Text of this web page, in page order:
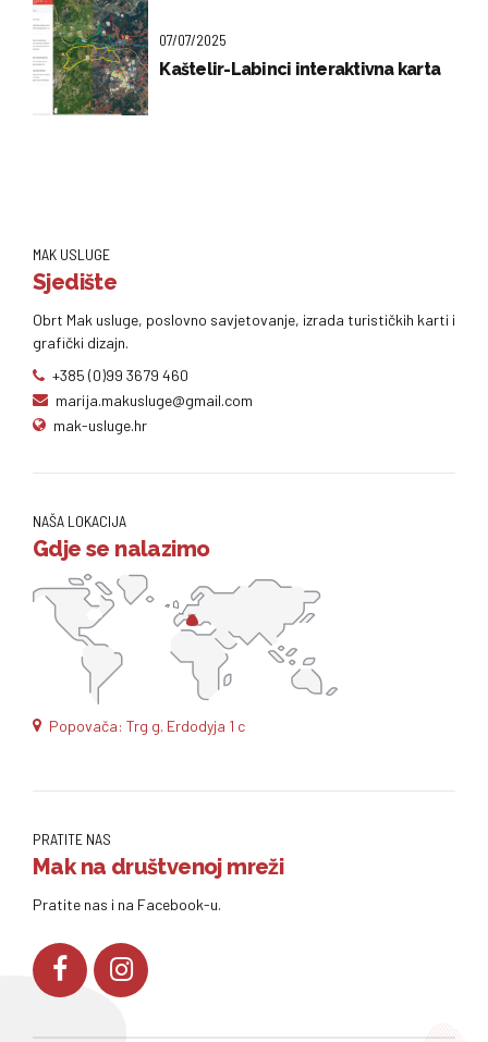
07/07/2025
Kaštelir-Labinci interaktivna karta
MAK USLUGE
Sjedište
Obrt Mak usluge, poslovno savjetovanje, izrada turističkih karti i
grafički dizajn.
+385 (0)99 3679 460
marija.makusluge@gmail.com
mak-usluge.hr
NAŠA LOKACIJA
Gdje se nalazimo
Popovača: Trg g. Erdodyja 1 c
PRATITE NAS
Mak na društvenoj mreži
Pratite nas i na Facebook-u.